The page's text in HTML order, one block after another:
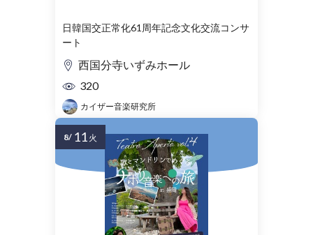
日韓国交正常化61周年記念文化交流コンサ
ート
西国分寺いずみホール
320
カイザー音楽研究所
8/ 11 火